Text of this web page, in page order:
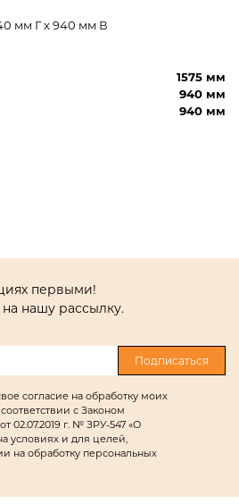
мм Г x 940 мм В
1575 мм
940 мм
940 мм
первыми!
нашу рассылку.
Подписаться
согласие на обработку моих
с Законом
02.07.2019 г. № ЗРУ-547 «О
условиях и для целей,
на обработку персональных